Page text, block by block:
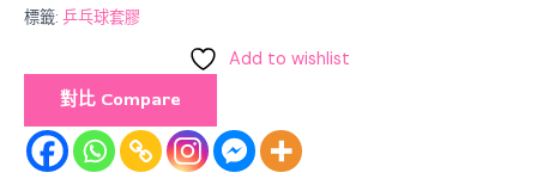
標籤: 乒乓球套膠
Add to wishlist
對比 Compare